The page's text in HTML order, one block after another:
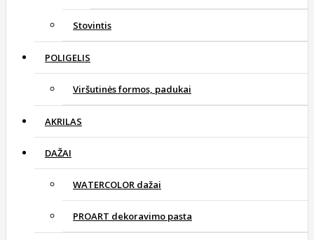
Stovintis
POLIGELIS
Viršutinės formos, padukai
AKRILAS
DAŽAI
WATERCOLOR dažai
PROART dekoravimo pasta